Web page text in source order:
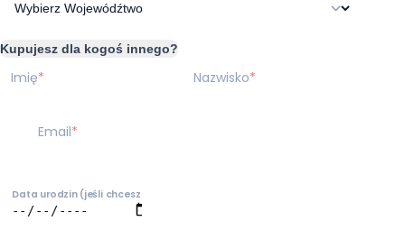
Kupujesz dla kogoś innego?
Imię Nazwisko
Email
Data urodzin (jeśli chcesz otrzymać od nas prezent w tym specjalnym dniu!)